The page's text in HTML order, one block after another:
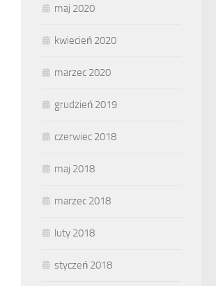
maj 2020
kwiecień 2020
marzec 2020
grudzień 2019
czerwiec 2018
maj 2018
marzec 2018
luty 2018
styczeń 2018